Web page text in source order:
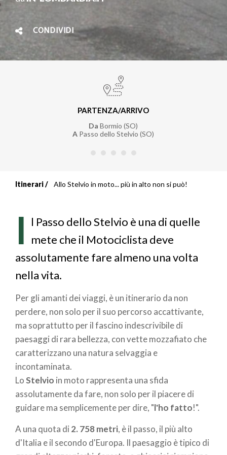
CONDIVIDI
PARTENZA/ARRIVO
Da Bormio (SO)
A Passo dello Stelvio (SO)
di
pane
Itinerari Allo Stelvio in moto... più in alto non si può!
I l Passo dello Stelvio è una di quelle
mete che il Motociclista deve
assolutamente fare almeno una volta
nella vita.
Per gli amanti dei viaggi, è un itinerario da non
perdere, non solo per il suo percorso accattivante,
ma soprattutto per il fascino indescrivibile di
paesaggi di rara bellezza, con vette mozzafiato che
caratterizzano una natura selvaggia e
incontaminata.
LoStelvio in moto rappresenta una sfida
assolutamente da fare, non solo per il piacere di
guidare ma semplicemente per dire, "l'ho fatto!".
A una quota di 2. 758 metri, è il passo, il più alto
d'Italia e il secondo d'Europa. Il paesaggio è tipico di